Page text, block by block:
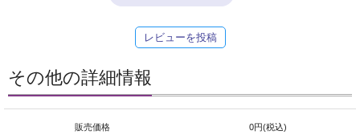
レビューを投稿
その他の詳細情報
販売価格 0円(税込)